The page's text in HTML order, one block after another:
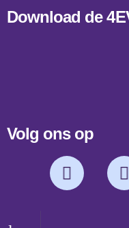
Download de
Volg ons op